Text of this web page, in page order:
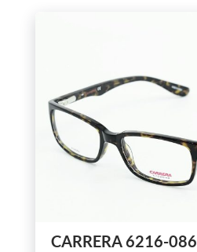
CARRERA 6216-086